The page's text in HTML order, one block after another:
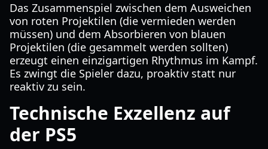
Das Zusammenspiel zwischen dem Ausweichen
von roten Projektilen (die vermieden werden
müssen) und dem Absorbieren von blauen
Projektilen (die gesammelt werden sollten)
erzeugt einen einzigartigen Rhythmus im Kampf.
Es zwingt die Spieler dazu, proaktiv statt nur
reaktiv zu sein.
Technische Exzellenz auf
der PS5